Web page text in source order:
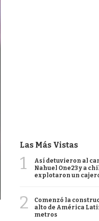
Las Más Vistas
1
Así detuvieron al
Nahuel One23 y a
explotaron un
2
Comenzó la
alto de América
metros